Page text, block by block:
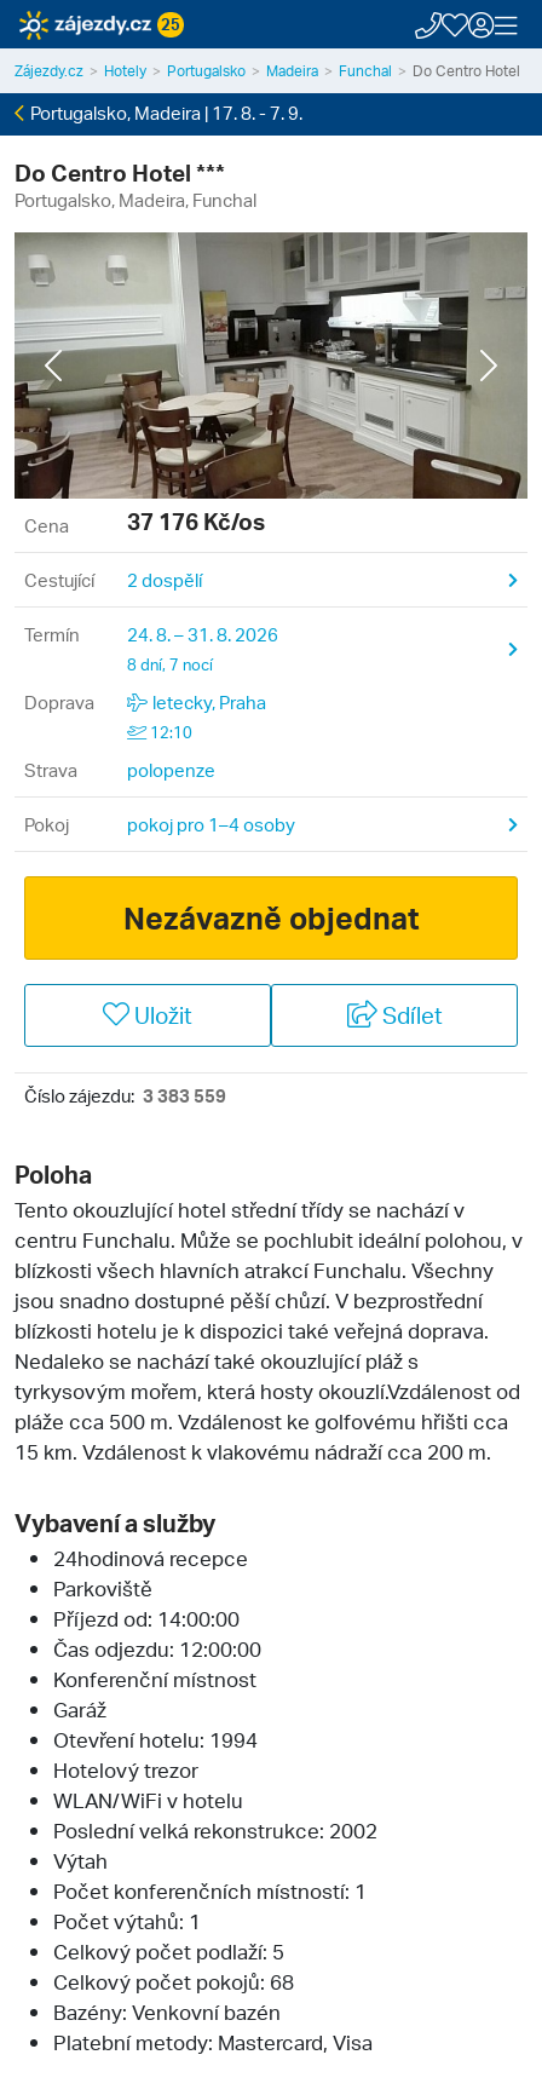
25
Zájezdy.cz Hotely Portugalsko Madeira Funchal Do Centro Hotel
Portugalsko, Madeira | 17. 8. - 7. 9.
Do Centro Hotel ***
Portugalsko, Madeira, Funchal
Previous Next
Cena 37 176 Kč/os
Cestující 2 dospělí
Termín 24. 8. – 31. 8. 2026
8 dní, 7 nocí
Doprava letecky, Praha
12:10
Strava polopenze
Pokoj pokoj pro 1–4 osoby
Nezávazně objednat
Uložit Sdílet
Číslo zájezdu: 3 383 559
Poloha
Tento okouzlující hotel střední třídy se nachází v
centru Funchalu. Může se pochlubit ideální polohou, v
blízkosti všech hlavních atrakcí Funchalu. Všechny
jsou snadno dostupné pěší chůzí. V bezprostřední
blízkosti hotelu je k dispozici také veřejná doprava.
Nedaleko se nachází také okouzlující pláž s
tyrkysovým mořem, která hosty okouzlí.Vzdálenost od
pláže cca 500 m. Vzdálenost ke golfovému hřišti cca
15 km. Vzdálenost k vlakovému nádraží cca 200 m.
Vybavení a služby
24hodinová recepce
Parkoviště
Příjezd od: 14:00:00
Čas odjezdu: 12:00:00
Konferenční místnost
Garáž
Otevření hotelu: 1994
Hotelový trezor
WLAN/WiFi v hotelu
Poslední velká rekonstrukce: 2002
Výtah
Počet konferenčních místností: 1
Počet výtahů: 1
Celkový počet podlaží: 5
Celkový počet pokojů: 68
Bazény: Venkovní bazén
Platební metody: Mastercard, Visa